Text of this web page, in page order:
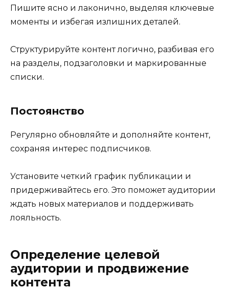
Пишите ясно и лаконично, выделяя ключевые
моменты и избегая излишних деталей.
Структурируйте контент логично, разбивая его
на разделы, подзаголовки и маркированные
списки.
Постоянство
Регулярно обновляйте и дополняйте контент,
сохраняя интерес подписчиков.
Установите четкий график публикации и
придерживайтесь его. Это поможет аудитории
ждать новых материалов и поддерживать
лояльность.
Определение целевой
аудитории и продвижение
контента